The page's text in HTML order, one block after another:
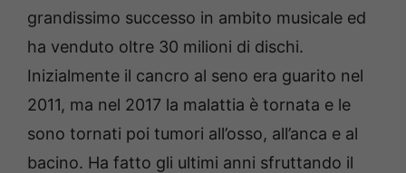
grandissimo successo in ambito musicale ed
ha venduto oltre 30 milioni di dischi.
Inizialmente il cancro al seno era guarito nel
2011, ma nel 2017 la malattia è tornata e le
sono tornati poi tumori all’osso, all’anca e al
bacino. Ha fatto gli ultimi anni sfruttando il